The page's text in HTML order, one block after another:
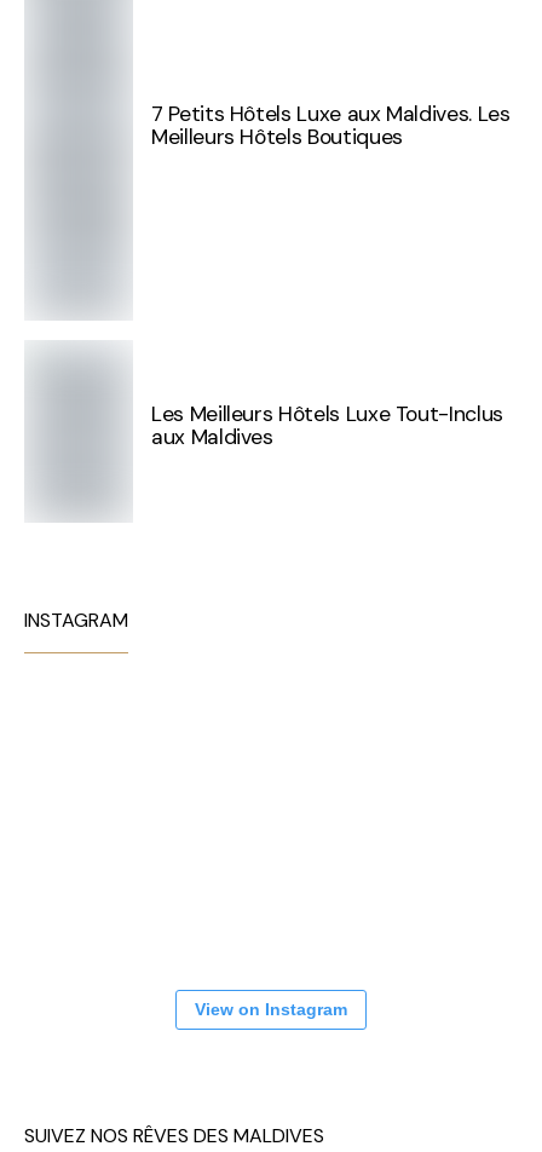
7 Petits Hôtels Luxe aux Maldives. Les
Meilleurs Hôtels Boutiques
Les Meilleurs Hôtels Luxe Tout-Inclus
aux Maldives
INSTAGRAM
View on Instagram
SUIVEZ NOS RÊVES DES MALDIVES